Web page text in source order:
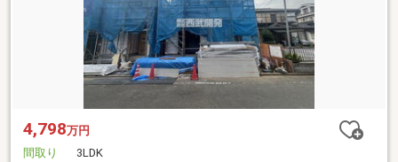
4,798万円
間取り
3LDK